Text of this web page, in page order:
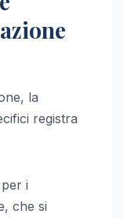
la
registra
i
che si